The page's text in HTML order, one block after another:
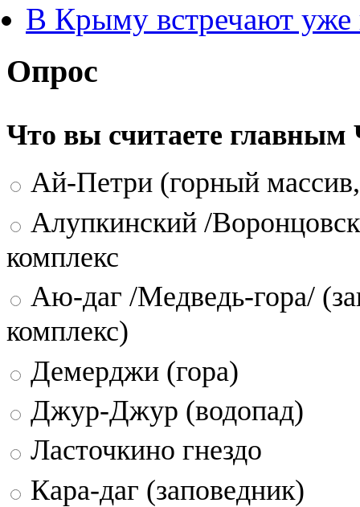
В Крыму встречают уже
Опрос
Что вы считаете
Ай-Петри (горный
Алупкинский /
комплекс
Аю-даг /Медведь-гора/
комплекс)
Демерджи (гора)
Джур-Джур (водопад)
Ласточкино гнездо
Кара-даг (заповедник)